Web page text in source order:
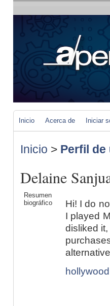
Inicio Acerca de Iniciar
Inicio > Perfil de
Delaine
Resumen
biográfico
Hi! I do
I played
disliked